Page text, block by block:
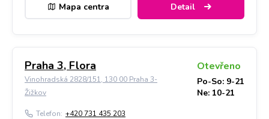
Mapa centra Detail
Praha 3, Flora
Vinohradská 2828/151, 130 00 Praha 3-
Žižkov
Otevřeno
Po-So: 9-21
Ne: 10-21
Telefon: +420 731 435 203